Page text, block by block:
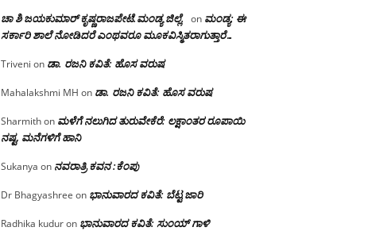
ಚಾ ಶಿ ಜಯಕುಮಾರ್ ಕೃಷ್ಣರಾಜಪೇಟೆ.ಮಂಡ್ಯ ಜಿಲ್ಲೆ. on ಮಂಡ್ಯ: ಈ
ಸರ್ಕಾರಿ ಶಾಲೆ ನೋಡಿದರೆ ಎಂಥವರೂ ಮೂಕವಿಸ್ಮಿತರಾಗುತ್ತಾರೆ…
Triveni on ಡಾ. ರಜನಿ ಕವಿತೆ: ಹೊಸ ವರುಷ
Mahalakshmi MH on ಡಾ. ರಜನಿ ಕವಿತೆ: ಹೊಸ ವರುಷ
Sharmithon ಮಳೆಗೆ ನಲುಗಿದ ತುರುವೇಕೆರೆ: ಲಕ್ಷಾಂತರ ರೂಪಾಯಿ
ನಷ್ಟ, ಮನೆಗಳಿಗೆ ಹಾನಿ
Sukanya on ನವರಾತ್ರಿ ಕವನ :ಕೆಂಪು
Dr Bhagyashree on ಭಾನುವಾರದ ಕವಿತೆ: ಬೆಟ್ಟ ಜಾರಿ
Radhika kuduron ಭಾನುವಾರದ ಕವಿತೆ: ಸುಂಯ್ ಗಾಳಿ